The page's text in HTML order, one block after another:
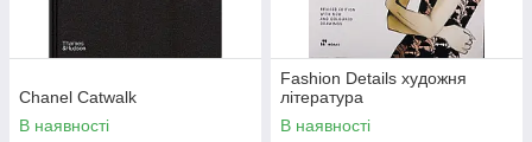
Chanel Catwalk
В наявності
Fashion Details художня
література
В наявності